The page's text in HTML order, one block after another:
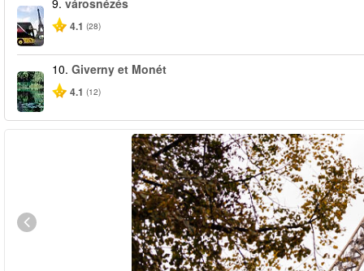
9. városnézés
4.1 (28)
10. Giverny et Monét
4.1 (12)